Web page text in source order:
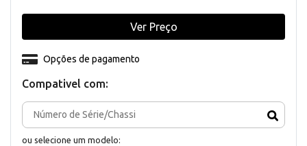
Compativel com:
ou selecione um modelo:
Opções de pagamento
Ver Preço